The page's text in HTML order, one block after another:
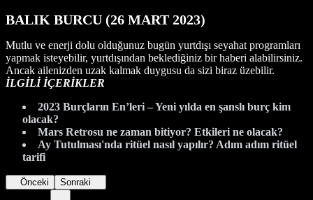
BALIK BURCU (26 MART 2023)
Mutlu ve enerji dolu olduğunuz bugün yurtdışı seyahat programları
yapmak isteyebilir, yurtdışından beklediğiniz bir haberi alabilirsiniz.
Ancak ailenizden uzak kalmak duygusu da sizi biraz üzebilir.
İLGİLİ İÇERİKLER
2023 Burçların En’leri – Yeni yılda en şanslı burç kim
olacak?
Mars Retrosu ne zaman bitiyor? Etkileri ne olacak?
Ay Tutulması'nda ritüel nasıl yapılır? Adım adım ritüel
tarifi
Önceki Sonraki